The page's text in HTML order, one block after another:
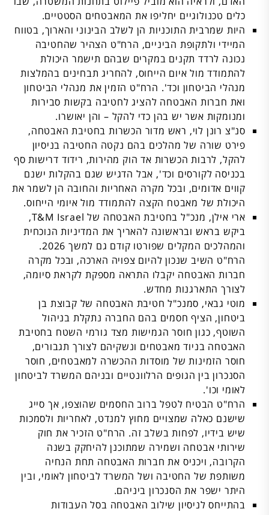
כלים טכנולוגיים יחליפו את המאבטחים הסטטיים.
היות שמרבית התוכניות הן לשלב הבינוני והארוך, בטווח
המיידי ולתקופת הביניים, הרח"ט הצהיר שהחטיבה
נכונה לרדד תקנים במקרים שבהם תישמר היכולת
להתמודד מול איום הייחוס, להחריג תבחינים בהמלצות
מנהלי הביטחון וכד'. הרח"ט הזמין את מנהלי הביטחון
ואת חברות האבטחה להציג לחטיבה בקשות סבירות
ומנומקות אשר יש בהן כדי להקל – והן יאושרו.
סנ"צ רונן לוי, ראש מדור הכשרות בחטיבת האבטחה,
פירט שורה של מהלכים בהם נקטה החטיבה בניסיון
להקל, לרבות הכשרות אד הוק מהירות, רידוד דרישות סף
בכניסה לקורסים וכד', אבל הדגיש שגם בהקלות ישנם
קווים אדומים, ובכל מקרה האחריות והחובה הן לשמר את
היכולת של מאבטח הקצה להתמודד מול איומי הייחוס.
ארי אילן, מנכ"ל בחטיבת האבטחה של T&M Israel,
ביקש בראש ובראשונה להאריך את המדיניות הנוכחית
והמהלכים המקלים שפורטו קודם גם למשך 2026.
הרח"ט השיב שנכון להיום צפויה הארכה, ובכל מקרה
חברות האבטחה יקבלו התראה מספקת לקראת סיומה,
לצורך התארגנות מחדש.
מוטי גבאי, סמנכ"ל חטיבת האבטחה של קבוצת בן
ביטחון, הציף חסמים בהם החברה נתקלת בניהול
השוטף, כגון חוסר הגמישות מצד גורמי השטח בחטיבת
האבטחה בניוד מאבטחים ונשקיהם לצורך תגבורים,
חוסר הזמינות של מוסדות ההכשרה למאבטחים, חוסר
הסנכרון בין הגופים הרלוונטיים ובניהם המשרד לביטחון
לאומי וכו'.
הרח"ט הבטיח לטפל ברוב החסמים שהוצפו, אך סייג
שישנם כאלה שמצויים מחוץ למנדט, לאחריות ולסמכות
שיש בידיו, לפחות בשלב זה. הרח"ט הזכיר את חוק
שירותי אבטחה ושמירה שמתוכנן להיחקק בשנה
הקרובה, ויכניס את חברות האבטחה תחת הנחיה
משותפת של החטיבה ושל המשרד לביטחון לאומי, ובין
היתר ישפר את הסנכרון ביניהם.
בהתייחס לניסיון שילוב האבטחה בסל העבודות